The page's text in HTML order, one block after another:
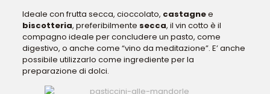
Ideale con frutta secca, cioccolato, castagnee
biscotteria, preferibilmente secca, il vin cotto è il
compagno ideale per concludere un pasto, come
digestivo, o anche come “vino da meditazione”. E’ anche
possibile utilizzarlo come ingrediente per la
preparazione di dolci.